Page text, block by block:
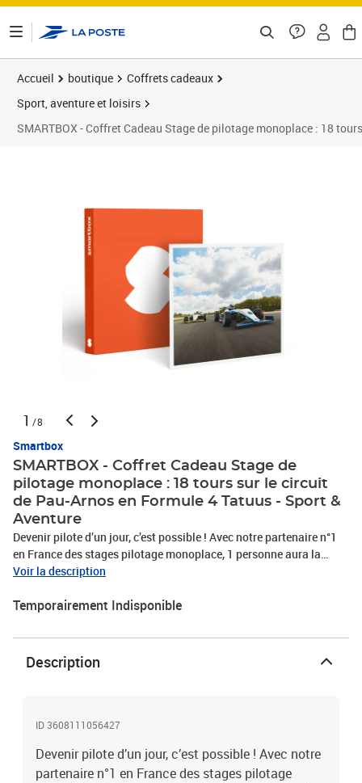
Accueil boutique
Coffrets cadeaux
Sport, aventure et loisirs
SMARTBOX - Coffret Cadeau Stage de pilotage monoplace : 18
1 /8
Smartbox
SMARTBOX - Coffret Cadeau Stage de
pilotage monoplace : 18 tours sur le circuit
de Pau-Arnos en Formule 4 Tatuus - Sport &
Aventure
Devenir pilote d’un jour, c’est possible ! Avec notre partenaire n°1
en France des stages pilotage monoplace, 1 personne aura la
chance de prendre les commandes d’une incroyable Formule 4
un briefing de 45 minutes par un pilote expérimenté, enfilez votre
monoplace. Prenez vos marques pendant les 2 tours de
reconnaissance de piste, puis mettez à l’épreuve vos talents
pendant 18 tours. Vivez des sensations extrêmes et repartez avec
performance en Formule 4 La Formule 4 Tatuus se distingue par
meilleures GT du monde. Pesant seulement 500 kg avec une coque
en carbone et des appuis aérodynamiques, elle peut atteindre une
Voir la description
Temporairement Indisponible
Description
ID 3608111056427
Devenir pilote d’un jour, c’est possible ! Avec notre
partenaire n°1 en France des stages pilotage